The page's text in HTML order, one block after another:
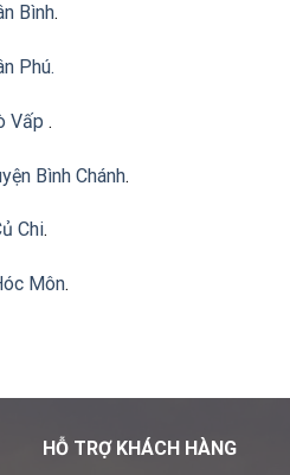
Bình.
Phú.
Vấp .
Bình Chánh.
Chi.
Môn.
HỖ TRỢ KHÁCH HÀNG